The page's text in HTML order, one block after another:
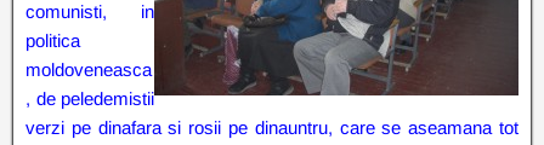
comunisti, in
politica
moldoveneasca
, de peledemistii
verzi pe dinafara si rosii pe dinauntru, care se aseamana tot